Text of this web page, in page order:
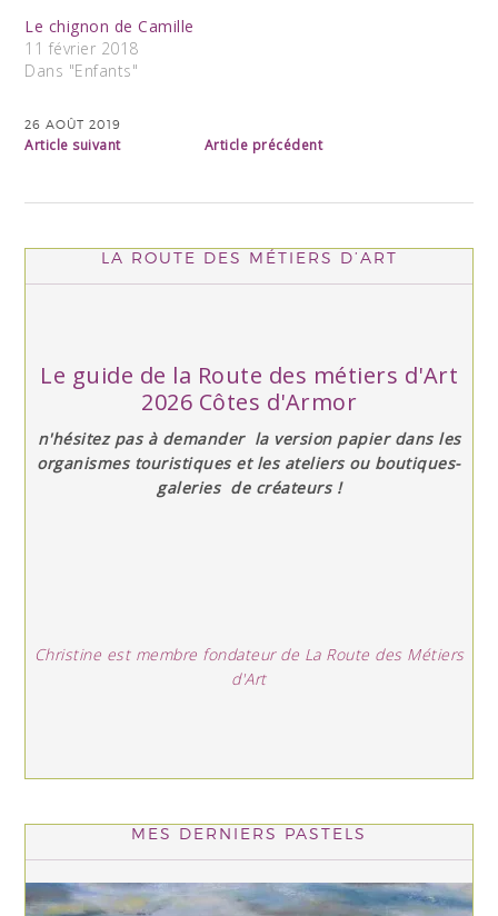
Le chignon de Camille
11 février 2018
Dans "Enfants"
26 AOÛT 2019
Article suivant Article précédent
LA ROUTE DES MÉTIERS D’ART
Le guide de la Route des métiers d'Art
2026 Côtes d'Armor
n'hésitez pas à demander la version papier dans les
organismes touristiques et les ateliers ou boutiques-
galeries de créateurs !
Christine est membre fondateur de La Route des Métiers
d'Art
MES DERNIERS PASTELS